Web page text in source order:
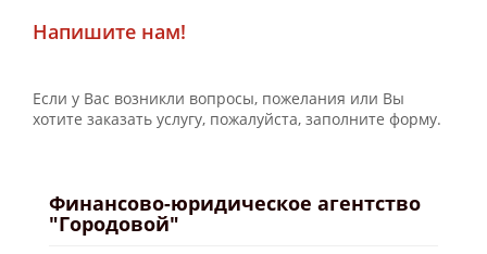
Напишите нам!
Если у Вас возникли вопросы, пожелания или Вы
хотите заказать услугу, пожалуйста, заполните форму.
Финансово-юридическое агентство
"Городовой"